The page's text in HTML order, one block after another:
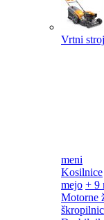
Vrtni
meni
Kosilnice
mejo + 9
Motorne